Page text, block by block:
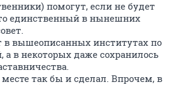
помогут, если не будет
единственный в нынешних
в вышеописанных институтах по
в некоторых даже сохранилось
так бы и сделал. Впрочем, в